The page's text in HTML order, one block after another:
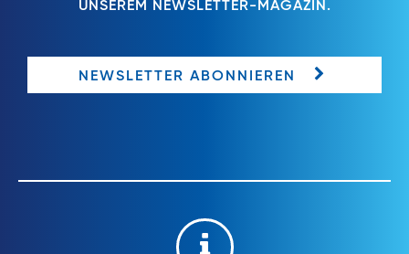
UNSEREM NEWSLETTER-MAGAZIN.
NEWSLETTER ABONNIEREN